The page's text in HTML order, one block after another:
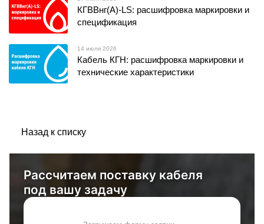
КГВВнг(А)-LS: расшифровка маркировки и
спецификация
14 июля 2026
Кабель КГН: расшифровка маркировки и
технические характеристики
Назад к списку
Рассчитаем поставку кабеля
под вашу задачу